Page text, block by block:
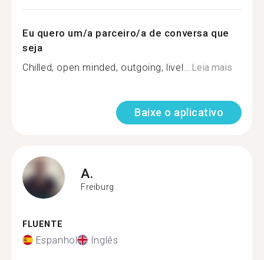
Eu quero um/a parceiro/a de conversa que
seja
Chilled, open minded, outgoing, livel...Leia mais
Baixe o aplicativo
A.
Freiburg
FLUENTE
Espanhol Inglês